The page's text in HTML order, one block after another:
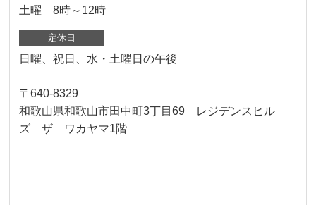
土曜 8時～12時
定休日
日曜、祝日、水・土曜日の午後
〒640-8329
和歌山県和歌山市田中町3丁目69 レジデンスヒル
ズ ザ ワカヤマ1階